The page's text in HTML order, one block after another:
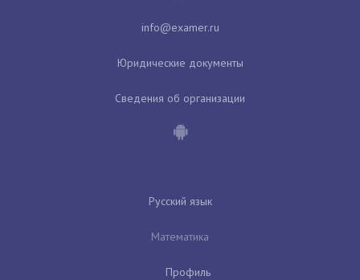
Юридические документы
Сведения об организации
Русский язык
Математика
Профиль